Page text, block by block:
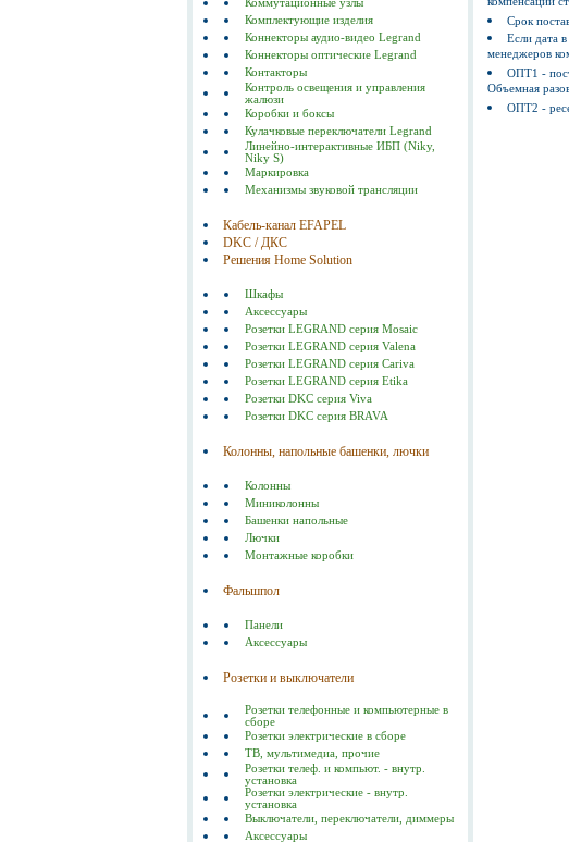
Комплектующие изделия
Коннекторы аудио-видео Legrand
Коннекторы оптические Legrand
Контакторы
Контроль освещения и управления
жалюзи
Коробки и боксы
Кулачковые переключатели Legrand
Линейно-интерактивные ИБП (Niky,
Niky S)
Маркировка
Механизмы звуковой трансляции
Кабель-канал EFAPEL
DKC / ДКС
Решения Home Solution
Шкафы
Аксессуары
Розетки LEGRAND серия Mosaic
Розетки LEGRAND серия Valena
Розетки LEGRAND серия Cariva
Розетки LEGRAND серия Etika
Розетки DKC серия Viva
Розетки DKC серия BRAVA
Колонны, напольные башенки, лючки
Колонны
Миниколонны
Башенки напольные
Лючки
Монтажные коробки
Фальшпол
Панели
Аксессуары
Розетки и выключатели
Розетки телефонные и компьютерные в
сборе
Розетки электрические в сборе
ТВ, мультимедиа, прочие
Розетки телеф. и компьют. - внутр.
установка
Розетки электрические - внутр.
установка
Выключатели, переключатели, диммеры
Аксессуары
Срок
Если дата
менеджеров
ОПТ1 -
Объемная
ОПТ2 -